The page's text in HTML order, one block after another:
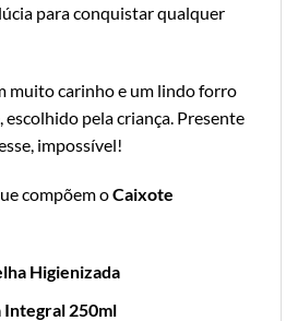
para conquistar qualquer
muito carinho e um lindo forro
pela criança. Presente
impossível!
compõem oCaixote
Higienizada
Integral 250ml